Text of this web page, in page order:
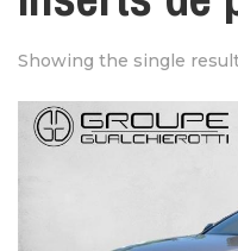
Showing the single